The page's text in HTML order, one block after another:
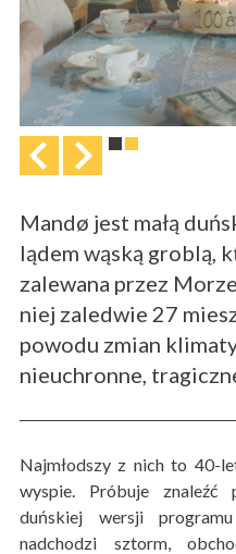
Mandø jest małą
lądem wąską groblą,
zalewana przez
niej zaledwie 27
powodu zmian
nieuchronne,
Najmłodszy z nich to 40-
wyspie. Próbuje znaleźć
duńskiej wersji
nadchodzi sztorm,